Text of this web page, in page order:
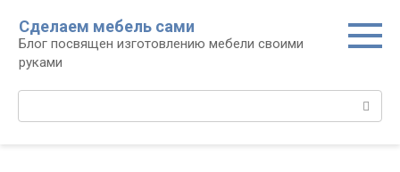
контенту
Сделаем мебель сами
Блог посвящен изготовлению мебели своими
руками